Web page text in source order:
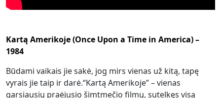
Kartą Amerikoje (Once Upon a Time in America) –
1984
Būdami vaikais jie sakė, jog mirs vienas už kitą, tapę
vyrais jie taip ir darė.“Kartą Amerikoje” – vienas
garsiausių praėjusio šimtmečio filmų, sutelkęs visą